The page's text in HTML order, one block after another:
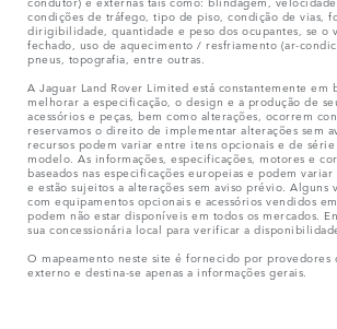
condições de tráfego, tipo de piso, condição de vias,
dirigibilidade, quantidade e peso dos ocupantes, se o
fechado, uso de aquecimento / resfriamento (ar-
pneus, topografia, entre outras.
A Jaguar Land Rover Limited está constantemente em
melhorar a especificação, o design e a produção de
acessórios e peças, bem como alterações, ocorrem
reservamos o direito de implementar alterações sem
recursos podem variar entre itens opcionais e de
modelo. As informações, especificações, motores e
baseados nas especificações europeias e podem
e estão sujeitos a alterações sem aviso prévio. Alguns
com equipamentos opcionais e acessórios vendidos
podem não estar disponíveis em todos os mercados.
sua concessionária local para verificar a
O mapeamento neste site é fornecido por provedores
externo e destina-se apenas a informações gerais.